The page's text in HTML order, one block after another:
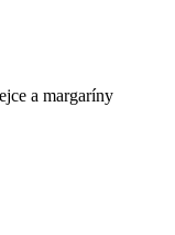
a margaríny